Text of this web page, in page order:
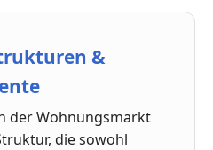
&
der Wohnungsmarkt
die sowohl